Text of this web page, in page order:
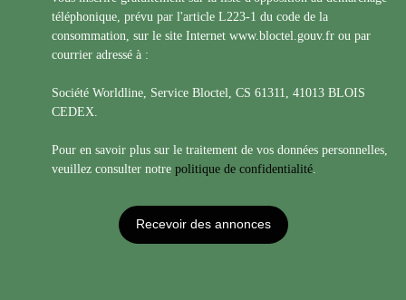
téléphonique, prévu par l'article L223-1 du code de la
consommation, sur le site Internet www.bloctel.gouv.fr ou par
courrier adressé à :
Société Worldline, Service Bloctel, CS 61311, 41013 BLOIS
CEDEX.
Pour en savoir plus sur le traitement de vos données personnelles,
veuillez consulter notre politique de confidentialité
Recevoir des annonces